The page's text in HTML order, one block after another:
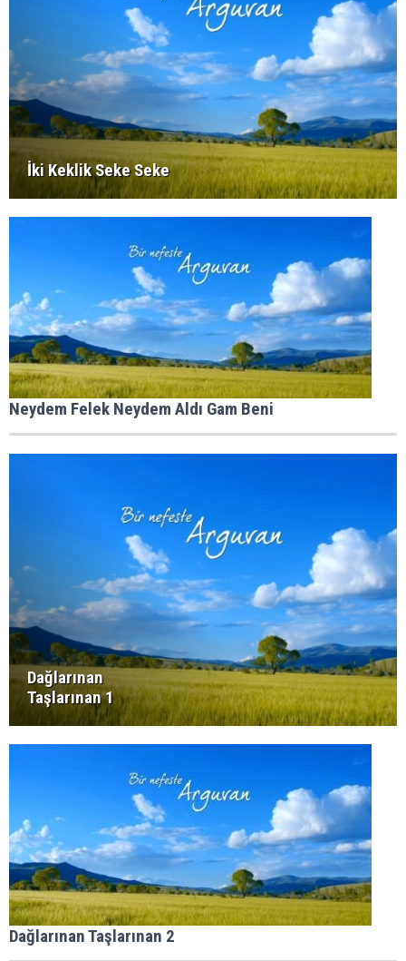
İki Keklik Seke Seke
Neydem Felek Neydem Aldı Gam Beni
Dağlarınan
Taşlarınan 1
Dağlarınan Taşlarınan 2